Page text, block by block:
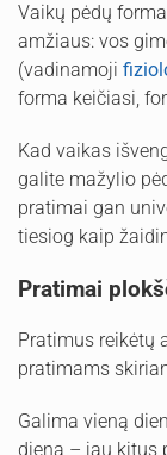
Vaikų pėdų
amžiaus: vos
(vadinamoji
forma keičiasi,
Kad vaikas
galite mažylio
pratimai gan
tiesiog kaip
Pratimai
Pratimus reikėtų
pratimams
Galima vieną
dieną – jau kitus